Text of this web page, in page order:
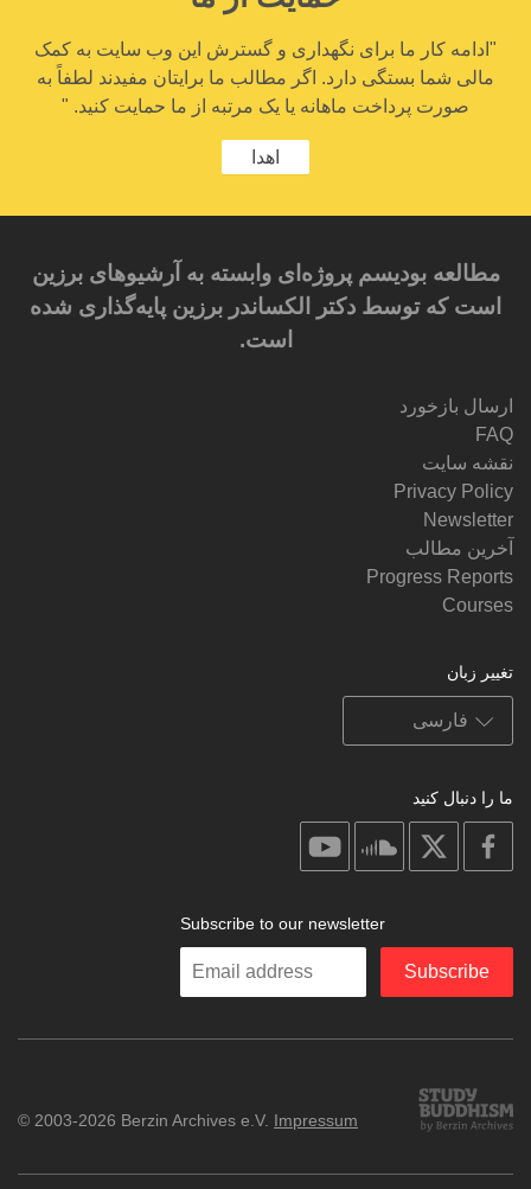
"ادامه کار ما برای نگهداری و گسترش این وب سایت به کمک
مالی شما بستگی دارد. اگر مطالب ما برایتان مفیدند لطفاً به
صورت پرداخت ماهانه یا یک مرتبه از ما حمایت کنید. "
اهدا
مطالعه بودیسم پروژه‌ای وابسته به آرشیوهای برزین
است که توسط دکتر الکساندر برزین پایه‌گذاری شده
است.
ارسال بازخورد
FAQ
نقشه سایت
Privacy Policy
Newsletter
آخرین مطالب
Progress Reports
Courses
تغییر زبان
ما را دنبال کنید
facebook
soundcloud
Subscribe to our newsletter
Enter
Subscribe
Study
Buddhism
© 2003-2026 Berzin Archives e.V. Impressum